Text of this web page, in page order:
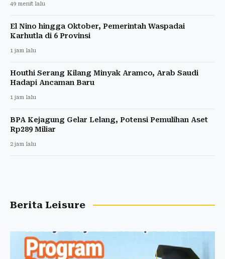
49 menit lalu
El Nino hingga Oktober, Pemerintah Waspadai
Karhutla di 6 Provinsi
1 jam lalu
Houthi Serang Kilang Minyak Aramco, Arab Saudi
Hadapi Ancaman Baru
1 jam lalu
BPA Kejagung Gelar Lelang, Potensi Pemulihan Aset
Rp289 Miliar
2 jam lalu
Berita Leisure